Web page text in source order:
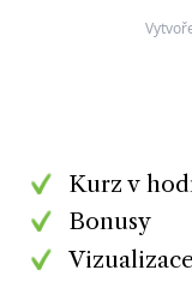
Kurz v
Bonusy
Vizualizace